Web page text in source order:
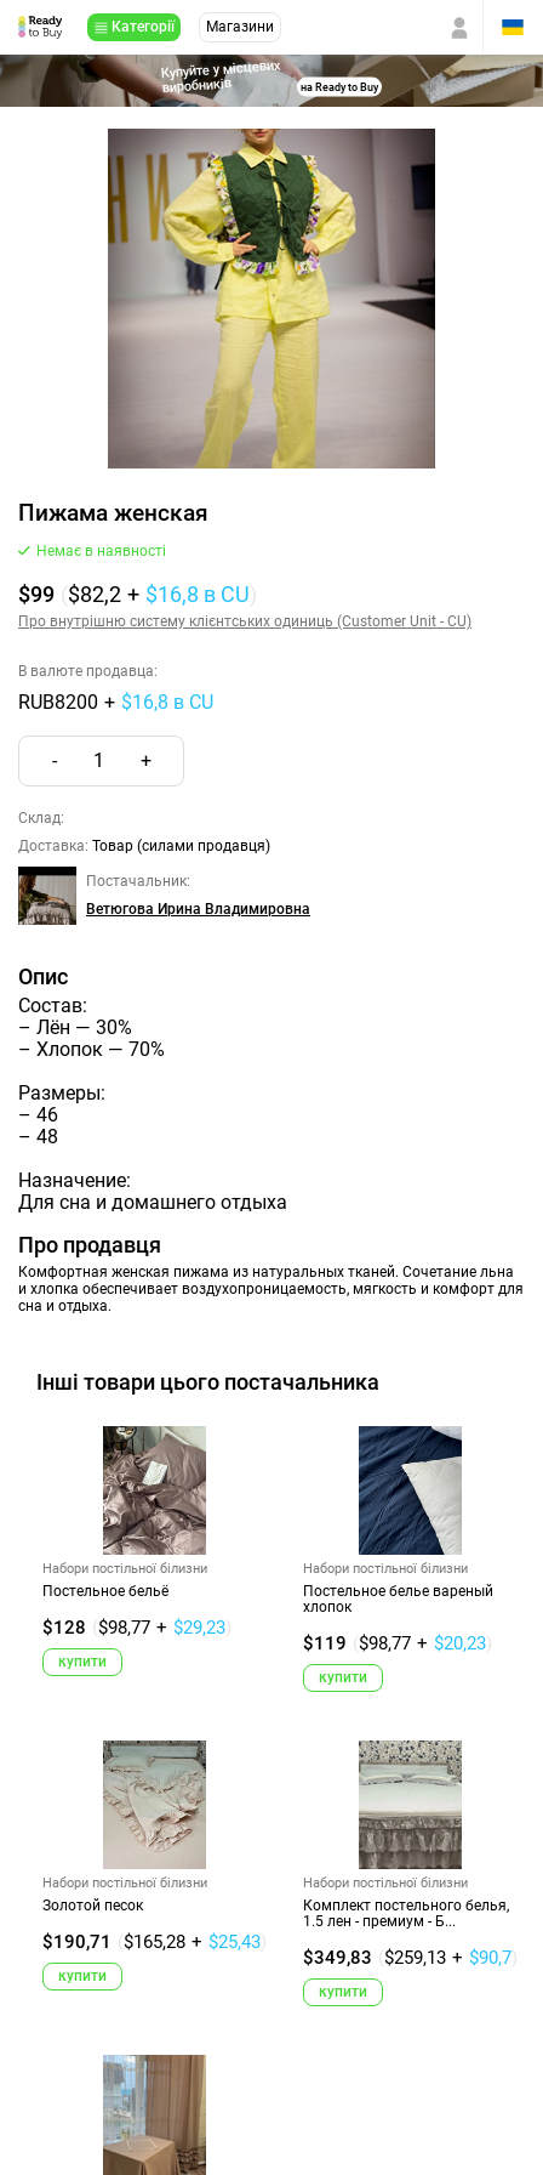
Категорії Магазини
Купуйте у місцевих
виробників на Ready to Buy
Пижама женская
Немає в наявності
$99 ($82,2 + $16,8 в CU)
Про внутрішню систему клієнтських одиниць (Customer Unit - CU)
В валюте продавца:
RUB8200 + $16,8 в CU
- 1 +
Склад:
Доставка: Товар (силами продавця)
Постачальник:
Ветюгова Ирина Владимировна
Опис
Состав:
– Лён — 30%
– Хлопок — 70%
Размеры:
– 46
– 48
Назначение:
Для сна и домашнего отдыха
Про продавця
Комфортная женская пижама из натуральных тканей. Сочетание льна
и хлопка обеспечивает воздухопроницаемость, мягкость и комфорт для
сна и отдыха.
Інші товари цього постачальника
Набори постільної білизни
Постельное бельё
$128 ($98,77 + $29,23)
купити
Набори постільної білизни
Постельное белье вареный
хлопок
$119 ($98,77 + $20,23)
купити
Набори постільної білизни
Золотой песок
$190,71 ($165,28 + $25,43)
купити
Набори постільної білизни
Комплект постельного белья,
1.5 лен - премиум - Б...
$349,83 ($259,13 + $90,7)
купити